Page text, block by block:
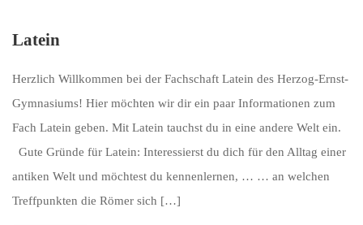
Latein
Herzlich Willkommen bei der Fachschaft Latein des Herzog-Ernst-
Gymnasiums! Hier möchten wir dir ein paar Informationen zum
Fach Latein geben. Mit Latein tauchst du in eine andere Welt ein.
Gute Gründe für Latein: Interessierst du dich für den Alltag einer
antiken Welt und möchtest du kennenlernen, … … an welchen
Treffpunkten die Römer sich […]